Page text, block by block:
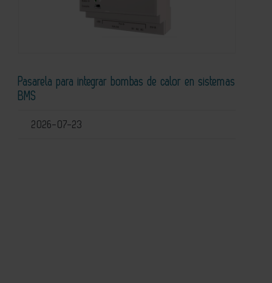
Pasarela para integrar bombas de calor en sistemas
BMS
2026-07-23